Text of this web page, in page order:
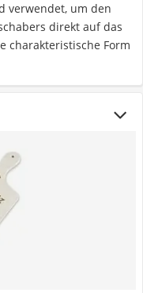
verwendet, um den
direkt auf das
charakteristische Form